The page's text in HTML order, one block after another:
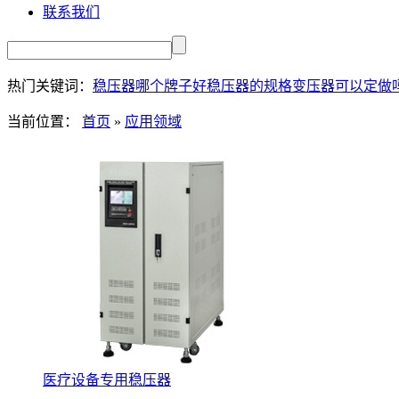
联系我们
热门关键词： 稳压器哪个牌子好稳压器的规格变压器可以定做
当前位置： 首页 » 应用领域
医疗设备专用稳压器